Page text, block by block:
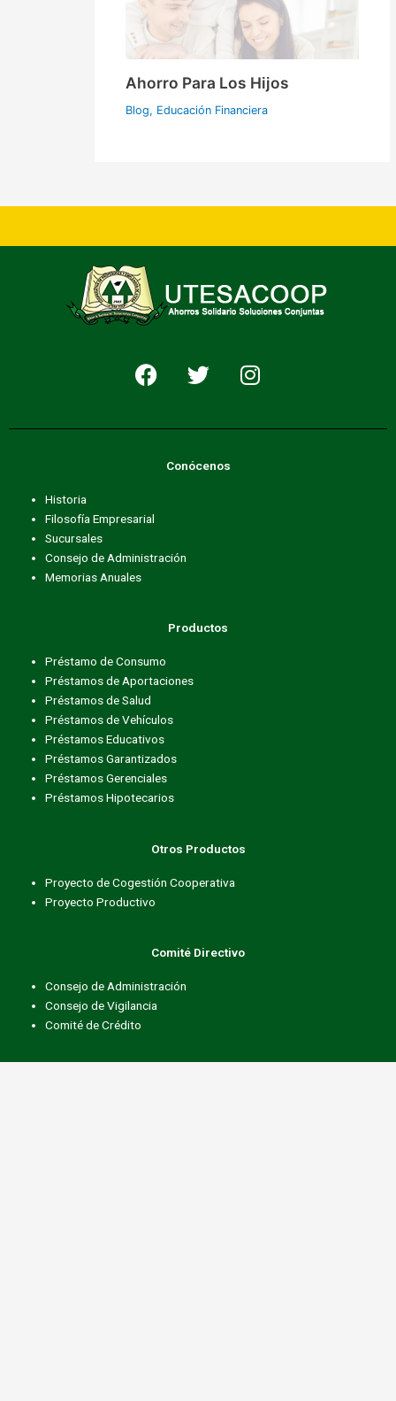
Ahorro Para Los Hijos
Blog, Educación Financiera
F
a
e
k
T
w
t
e
I
n
t
Conócenos
Historia
Filosofía Empresarial
Sucursales
Consejo de Administración
Memorias Anuales
Productos
Préstamo de Consumo
Préstamos de Aportaciones
Préstamos de Salud
Préstamos de Vehículos
Préstamos Educativos
Préstamos Garantizados
Préstamos Gerenciales
Préstamos Hipotecarios
Otros Productos
Proyecto de Cogestión Cooperativa
Proyecto Productivo
Comité Directivo
Consejo de Administración
Consejo de Vigilancia
Comité de Crédito